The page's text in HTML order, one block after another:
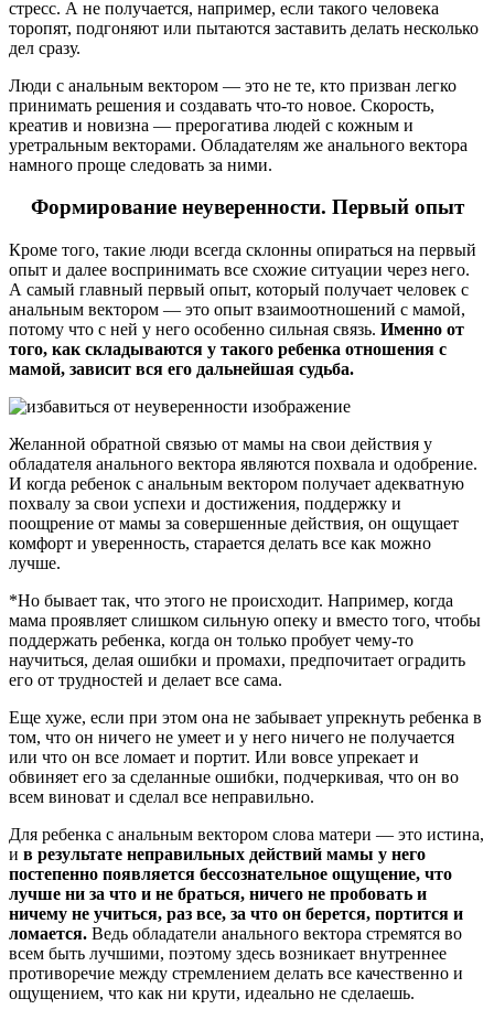
стресс. А не получается, например, если такого человека
торопят, подгоняют или пытаются заставить делать несколько
дел сразу.
Люди с анальным вектором — это не те, кто призван легко
принимать решения и создавать что-то новое. Скорость,
креатив и новизна — прерогатива людей с кожным и
уретральным векторами. Обладателям же анального вектора
намного проще следовать за ними.
Формирование неуверенности. Первый опыт
Кроме того, такие люди всегда склонны опираться на первый
опыт и далее воспринимать все схожие ситуации через него.
А самый главный первый опыт, который получает человек с
анальным вектором — это опыт взаимоотношений с мамой,
потому что с ней у него особенно сильная связь. Именно от
того, как складываются у такого ребенка отношения с
мамой, зависит вся его дальнейшая судьба.
Желанной обратной связью от мамы на свои действия у
обладателя анального вектора являются похвала и одобрение.
И когда ребенок с анальным вектором получает адекватную
похвалу за свои успехи и достижения, поддержку и
поощрение от мамы за совершенные действия, он ощущает
комфорт и уверенность, старается делать все как можно
лучше.
*Но бывает так, что этого не происходит. Например, когда
мама проявляет слишком сильную опеку и вместо того, чтобы
поддержать ребенка, когда он только пробует чему-то
научиться, делая ошибки и промахи, предпочитает оградить
его от трудностей и делает все сама.
Еще хуже, если при этом она не забывает упрекнуть ребенка в
том, что он ничего не умеет и у него ничего не получается
или что он все ломает и портит. Или вовсе упрекает и
обвиняет его за сделанные ошибки, подчеркивая, что он во
всем виноват и сделал все неправильно.
Для ребенка с анальным вектором слова матери — это истина,
и в результате неправильных действий мамы у него
постепенно появляется бессознательное ощущение, что
лучше ни за что и не браться, ничего не пробовать и
ничему не учиться, раз все, за что он берется, портится и
ломается. Ведь обладатели анального вектора стремятся во
всем быть лучшими, поэтому здесь возникает внутреннее
противоречие между стремлением делать все качественно и
ощущением, что как ни крути, идеально не сделаешь.